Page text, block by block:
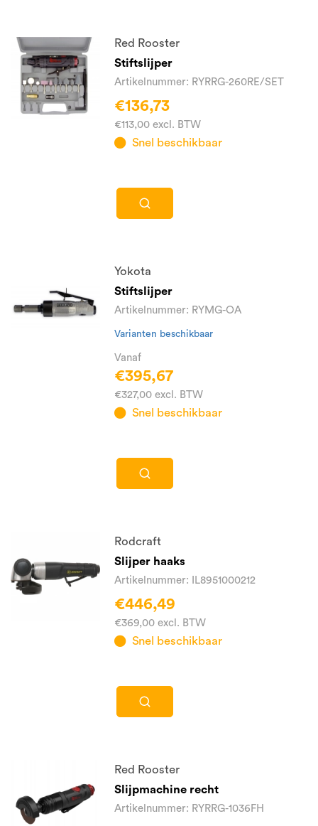
Red Rooster
Stiftslijper
Artikelnummer: RYRRG-260RE/SET
€136,73
€113,00 excl. BTW
Snel beschikbaar
Yokota
Stiftslijper
Artikelnummer: RYMG-OA
Varianten beschikbaar
Vanaf
€395,67
€327,00 excl. BTW
Snel beschikbaar
Rodcraft
Slijper haaks
Artikelnummer: IL8951000212
€446,49
€369,00 excl. BTW
Snel beschikbaar
Red Rooster
Slijpmachine recht
Artikelnummer: RYRRG-1036FH